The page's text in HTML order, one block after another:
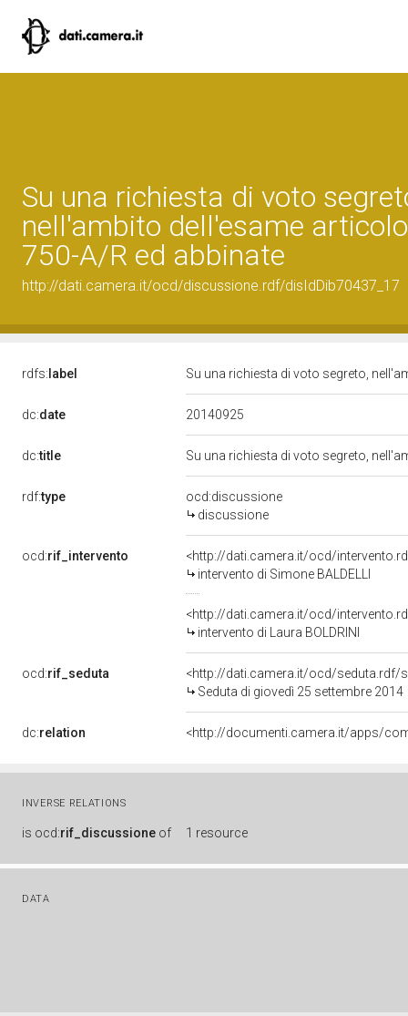
Su una richiesta di voto
nell'ambito dell'esame
750-A/R ed abbinate
http://dati.camera.it/ocd/discussione.rdf/disIdDib70437_17
rdfs: label Su una richiesta di voto segreto,
dc:date 20140925
dc:title Su una richiesta di voto segreto,
rdf:type
ocd:discussione
discussione
ocd:rif_intervento
<http://dati.camera.it/ocd/
intervento di Simone BALDELLI
<http://dati.camera.it/ocd/
intervento di Laura BOLDRINI
ocd:rif_seduta
<http://dati.camera.it/ocd/seduta.rdf/
Seduta di giovedì 25 settembre 2014
dc:relation
INVERSE RELATIONS
is ocd:rif_discussione of 1 resource
DATA